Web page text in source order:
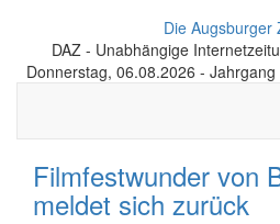
Die Augsburger
DAZ - Unabhängige
Donnerstag, 06.08.2026 -
Filmfestwunder von
meldet sich zurück